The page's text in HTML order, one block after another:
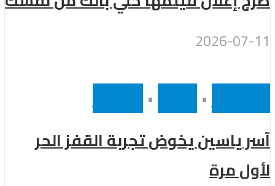
2026-07-11
•
•
آسر ياسين يخوض تجربة القفز الحر
لأول مرة